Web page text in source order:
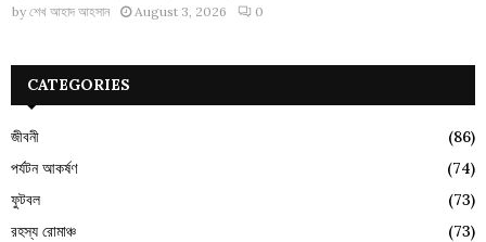
by শেখ আহাদ আহসান August 3, 2026 0
CATEGORIES
জীবনী
(86)
পর্যটন আকর্ষণ
(74)
ফুটবল
(73)
রহস্য রোমাঞ্চ
(73)